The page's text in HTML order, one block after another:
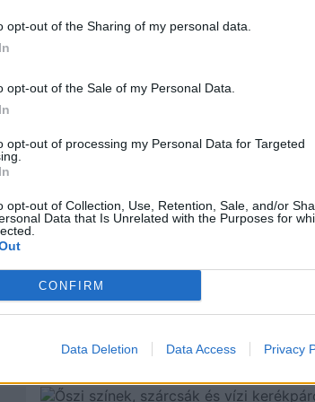
opt-out of the Sharing of my personal data.
opt-out of the Sale of my Personal Data.
opt-out of processing my Personal Data for Targeted
opt-out of Collection, Use, Retention, Sale, and/or
Data that Is Unrelated with the Purposes for
CONFIRM
Data Deletion Data Access Privacy
hortobágyi program a hosszú
Dübörög az ősz, és ezzel együtt az őszi
szünet is hamarosan elkezdődik, így
kikapcsolódásnak. Ebben a 3 napban...